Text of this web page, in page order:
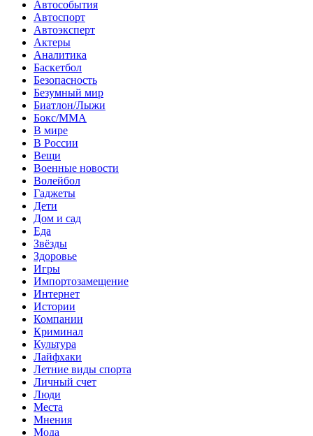
Автособытия
Автоспорт
Автоэксперт
Актеры
Аналитика
Баскетбол
Безопасность
Безумный мир
Биатлон/Лыжи
Бокс/MMA
В мире
В России
Вещи
Военные новости
Волейбол
Гаджеты
Дети
Дом и сад
Еда
Звёзды
Здоровье
Игры
Импортозамещение
Интернет
Истории
Компании
Криминал
Культура
Лайфхаки
Летние виды спорта
Личный счет
Люди
Места
Мнения
Мода